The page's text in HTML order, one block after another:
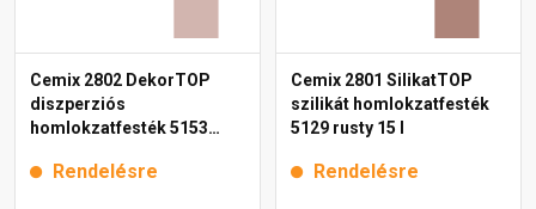
Cemix 2802 DekorTOP
diszperziós
homlokzatfesték 5153
Rendelésre
Cemix 2801 SilikatTOP
szilikát homlokzatfesték
5129 rusty 15 l
Rendelésre